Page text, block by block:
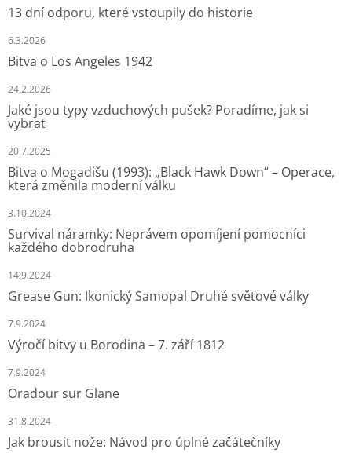
13 dní odporu, které vstoupily do historie
6.3.2026
Bitva o Los Angeles 1942
24.2.2026
Jaké jsou typy vzduchových pušek? Poradíme, jak si
vybrat
20.7.2025
Bitva o Mogadišu (1993): „Black Hawk Down“ – Operace,
která změnila moderní válku
3.10.2024
Survival náramky: Neprávem opomíjení pomocníci
každého dobrodruha
14.9.2024
Grease Gun: Ikonický Samopal Druhé světové války
7.9.2024
Výročí bitvy u Borodina – 7. září 1812
7.9.2024
Oradour sur Glane
31.8.2024
Jak brousit nože: Návod pro úplné začátečníky